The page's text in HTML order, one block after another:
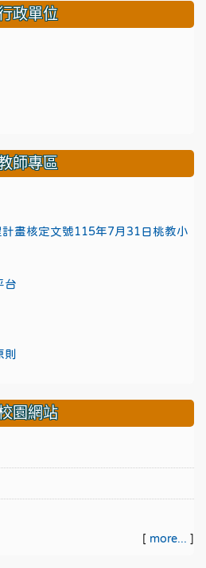
政單位
師專區
畫核定文號115年7月31日桃教小
台
園網站
[ more... ]